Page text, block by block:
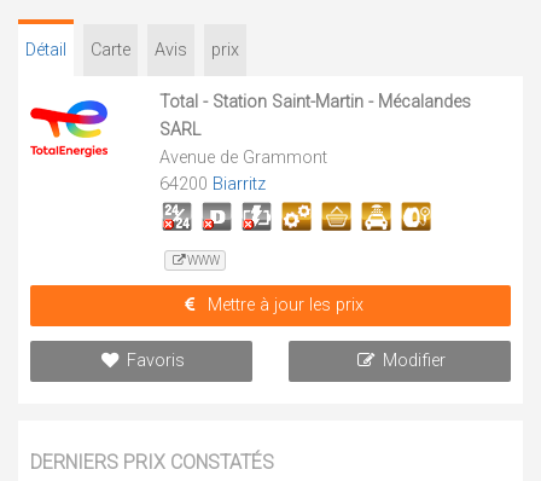
Détail Carte Avis prix
Total - Station Saint-Martin - Mécalandes
SARL
Avenue de Grammont
64200 Biarritz
WWW
Mettre à jour les prix
Favoris Modifier
DERNIERS PRIX CONSTATÉS